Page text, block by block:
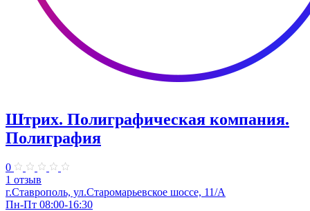
Штрих. Полиграфическая компания.
Полиграфия
0
1 отзыв
г.Ставрополь, ул.Старомарьевское шоссе, 11/А
Пн-Пт 08:00-16:30